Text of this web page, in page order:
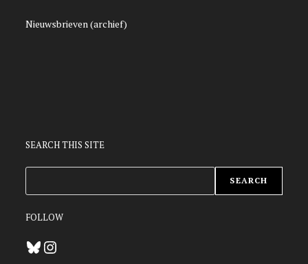
Nieuwsbrieven (archief)
SEARCH THIS SITE
SEARCH
FOLLOW
BlueskyInstagram